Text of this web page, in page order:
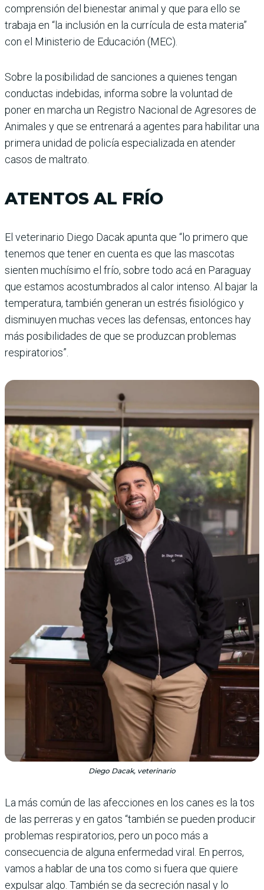
comprensión del bienestar animal y que para ello se
trabaja en “la inclusión en la currícula de esta materia”
con el Ministerio de Educación (MEC).
Sobre la posibilidad de sanciones a quienes tengan
conductas indebidas, informa sobre la voluntad de
poner en marcha un Registro Nacional de Agresores de
Animales y que se entrenará a agentes para habilitar una
primera unidad de policía especializada en atender
casos de maltrato.
ATENTOS AL FRÍO
El veterinario Diego Dacak apunta que “lo primero que
tenemos que tener en cuenta es que las mascotas
sienten muchísimo el frío, sobre todo acá en Paraguay
que estamos acostumbrados al calor intenso. Al bajar la
temperatura, también generan un estrés fisiológico y
disminuyen muchas veces las defensas, entonces hay
más posibilidades de que se produzcan problemas
respiratorios”.
Diego Dacak, veterinario
La más común de las afecciones en los canes es la tos
de las perreras y en gatos “también se pueden producir
problemas respiratorios, pero un poco más a
consecuencia de alguna enfermedad viral. En perros,
vamos a hablar de una tos como si fuera que quiere
expulsar algo. También se da secreción nasal y lo